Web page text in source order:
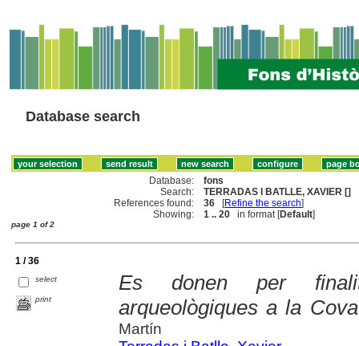
Database search
Database:
fons
Search:
TERRADAS I BATLLE, XAVIER []
References found:
36 [Refine the search]
Showing:
1 .. 20 in format [Default]
page 1 of 2
1 / 36
select
print
Es donen per
arqueològiques a la
Martín